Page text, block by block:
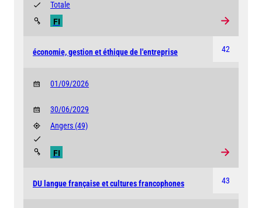
FI
Totale
42
économie, gestion et éthique de l'entreprise
01/09/2026
30/06/2029
Angers (49)
FI
43
DU langue française et cultures francophones